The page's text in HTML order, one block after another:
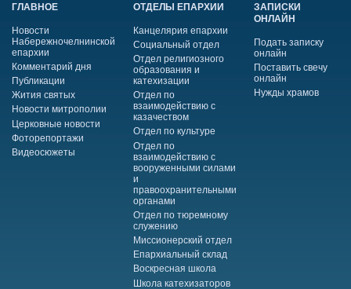
ГЛАВНОЕ
Новости
Набережночелнинской
епархии
Комментарий дня
Публикации
Жития святых
Новости митрополии
Церковные новости
Фоторепортажи
Видеосюжеты
ОТДЕЛЫ ЕПАРХИИ
Канцелярия епархии
Социальный отдел
Отдел религиозного
образования и
катехизации
Отдел по
взаимодействию с
казачеством
Отдел по культуре
Отдел по
взаимодействию с
вооруженными силами
и
правоохранительными
органами
Отдел по тюремному
служению
Миссионерский отдел
Епархиальный склад
Воскресная школа
Школа катехизаторов
ЗАПИСКИ
ОНЛАЙН
Подать записку
онлайн
Поставить свечу
онлайн
Нужды храмов